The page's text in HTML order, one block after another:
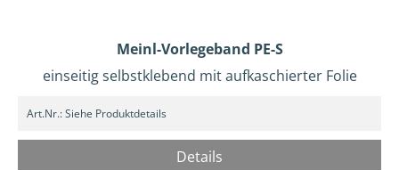
Meinl-Vorlegeband PE-S
einseitig selbstklebend mit aufkaschierter Folie
Art.Nr.:Siehe Produktdetails
Details